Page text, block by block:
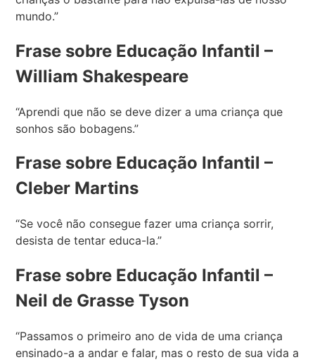
mundo.”
Frase sobre Educação Infantil –
William Shakespeare
“Aprendi que não se deve dizer a uma criança que
sonhos são bobagens.”
Frase sobre Educação Infantil –
Cleber Martins
“Se você não consegue fazer uma criança sorrir,
desista de tentar educa-la.”
Frase sobre Educação Infantil –
Neil de Grasse Tyson
“Passamos o primeiro ano de vida de uma criança
ensinado-a a andar e falar, mas o resto de sua vida a